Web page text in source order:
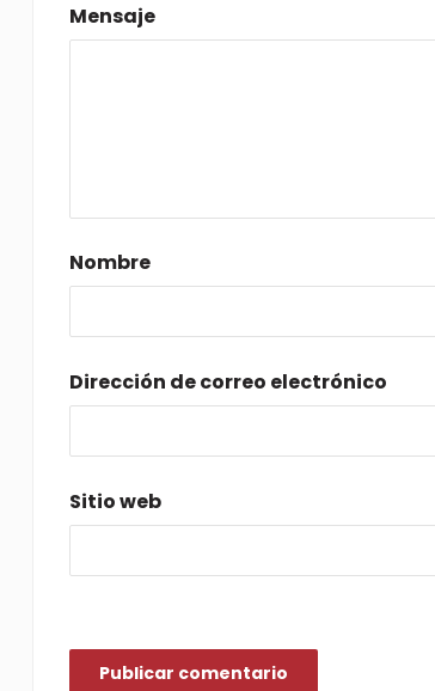
Mensaje
Nombre
Dirección de correo electrónico
Sitio web